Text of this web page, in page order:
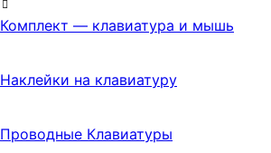
Комплект — клавиатура и мышь
Наклейки на клавиатуру
Проводные Клавиатуры